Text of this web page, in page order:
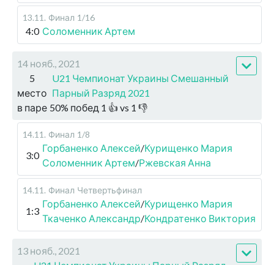
13.11 . Финал 1/16
4:0 Соломенник Артем
14 нояб., 2021
5
место
U21 Чемпионат Украины Смешанный
Парный Разряд 2021
в паре 50% побед 1 👍 vs 1 👎
14.11 . Финал 1/8
3:0
Горбаненко Алексей/Курищенко Мария
Соломенник Артем/Ржевская Анна
14.11 . Финал Четвертьфинал
1:3
Горбаненко Алексей/Курищенко Мария
Ткаченко Александр/Кондратенко Виктория
13 нояб., 2021